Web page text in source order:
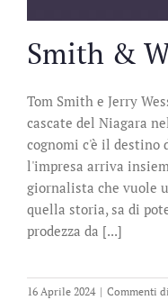
Smith &
Tom Smith e Jerry
cascate del Niagara
cognomi c'è il destino
l'impresa arriva
giornalista che vuole
quella storia, sa di
prodezza da [...]
16 Aprile 2024 | Commenti